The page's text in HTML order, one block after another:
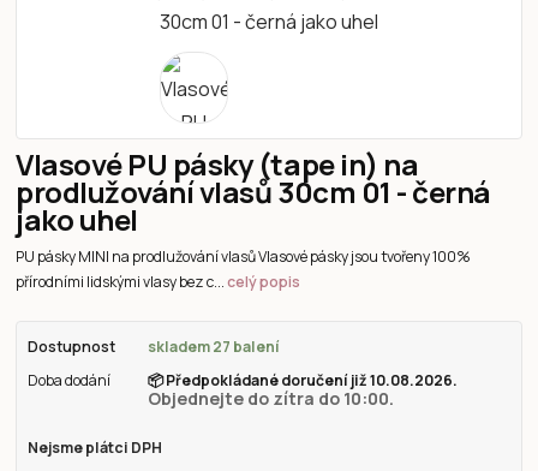
Vlasové PU pásky (tape in) na
prodlužování vlasů 30cm 01 - černá
jako uhel
PU pásky MINI na prodlužování vlasů Vlasové pásky jsou tvořeny 100%
přírodními lidskými vlasy bez c...celý popis
Dostupnost
skladem 27 balení
Doba dodání
📦Předpokládané doručení již 10.08.2026.
Objednejte do zítra do 10:00.
Nejsme plátci DPH